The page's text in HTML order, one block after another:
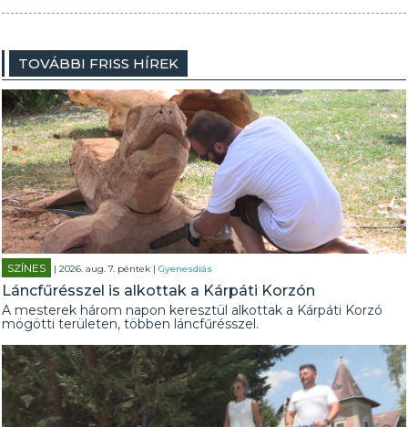
TOVÁBBI FRISS HÍREK
SZÍNES | 2026. aug. 7. péntek |Gyenesdiás
Láncfűrésszel is alkottak a Kárpáti Korzón
A mesterek három napon keresztül alkottak a Kárpáti Korzó
mögötti területen, többen láncfűrésszel.